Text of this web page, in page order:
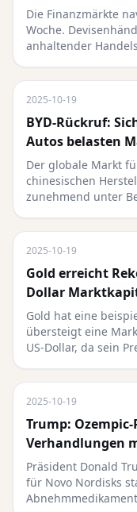
Die Finanzmärkte
Woche.
anhaltender
2025-10-19
BYD-Rückruf:
Autos belasten
Der globale Markt
chinesischen
zunehmend unter
2025-10-19
Gold erreicht
Dollar
Gold hat eine
übersteigt eine
US-Dollar, da sein
2025-10-19
Trump:
Verhandlungen
Präsident Donald
für Novo Nordisks